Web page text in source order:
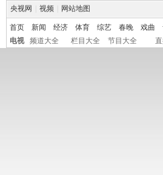
央视网 视频 网站地图
首页 新闻 经济 体育 综艺 春晚 戏曲
电视
频道大全 栏目大全 节目大全